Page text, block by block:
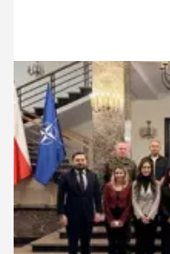
18.05.2026 Teknoloji